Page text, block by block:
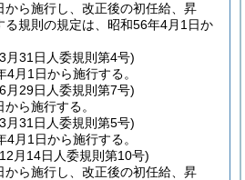
から施行し、改正後の初任給、昇
る規則の規定は、昭和56年4月1日か
月31日 人委規則第4号)
月1日から施行する。
月29日 人委規則第7号)
ら施行する。
月31日 人委規則第5号)
月1日から施行する。
月14日 人委規則第10号)
から施行し、改正後の初任給、昇